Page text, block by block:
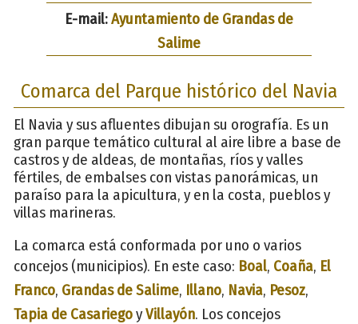
E-mail:Ayuntamiento de Grandas de
Salime
Comarca del Parque histórico del Navia
El Navia y sus afluentes dibujan su orografía. Es un
gran parque temático cultural al aire libre a base de
castros y de aldeas, de montañas, ríos y valles
fértiles, de embalses con vistas panorámicas, un
paraíso para la apicultura, y en la costa, pueblos y
villas marineras.
La comarca está conformada por uno o varios
concejos (municipios). En este caso: Boal, Coaña, El
Franco, Grandas de Salime, Illano, Navia, Pesoz,
Tapia de CasariegoyVillayón. Los concejos